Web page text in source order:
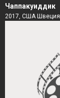
Чаппакуиддик
2017, США Швеция